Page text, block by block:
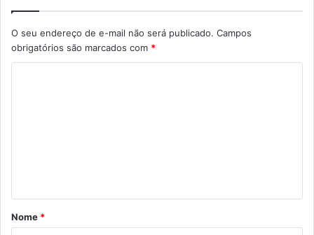
O seu endereço de e-mail não será publicado. Campos
obrigatórios são marcados com *
á
r
Nome *